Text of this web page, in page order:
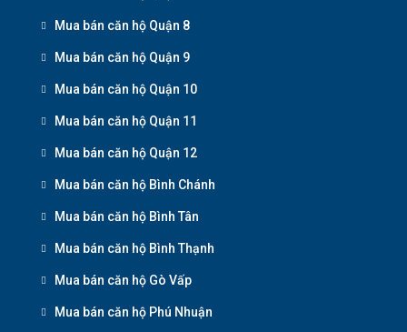
Mua bán căn hộ Quận 8
Mua bán căn hộ Quận 9
Mua bán căn hộ Quận 10
Mua bán căn hộ Quận 11
Mua bán căn hộ Quận 12
Mua bán căn hộ Bình Chánh
Mua bán căn hộ Bình Tân
Mua bán căn hộ Bình Thạnh
Mua bán căn hộ Gò Vấp
Mua bán căn hộ Phú Nhuận